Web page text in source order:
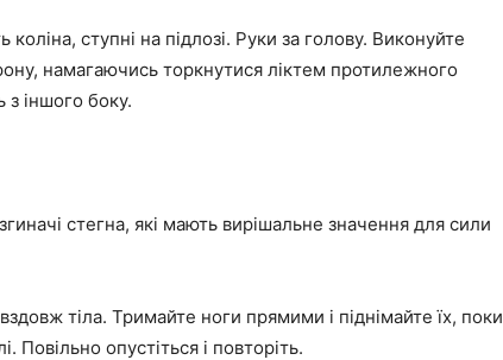
коліна, ступні на підлозі. Руки за голову. Виконуйте
намагаючись торкнутися ліктем протилежного
з іншого боку.
стегна, які мають вирішальне значення для сили
тіла. Тримайте ноги прямими і піднімайте їх, поки
Повільно опустіться і повторіть.